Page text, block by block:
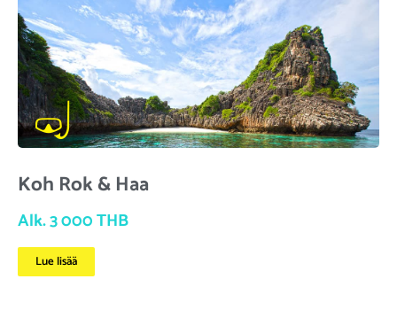
Koh Rok & Haa
Alk. 3 000 THB
Lue lisää